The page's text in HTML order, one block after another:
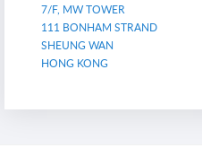
7/F, MW TOWER
111 BONHAM STRAND
SHEUNG WAN
HONG KONG